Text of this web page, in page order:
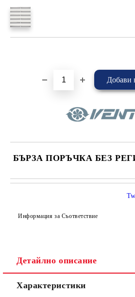
БЪРЗА ПОРЪЧКА БЕЗ
САМО ПОПЪЛНЕТЕ 4
Съгласен съм сПолитиката за
Ние ще се свържем с вас в рамките на
Информация за Съответствие
Детайлно описание
Характеристики